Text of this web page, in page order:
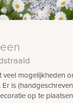
veel mogelijkheden
is
op te